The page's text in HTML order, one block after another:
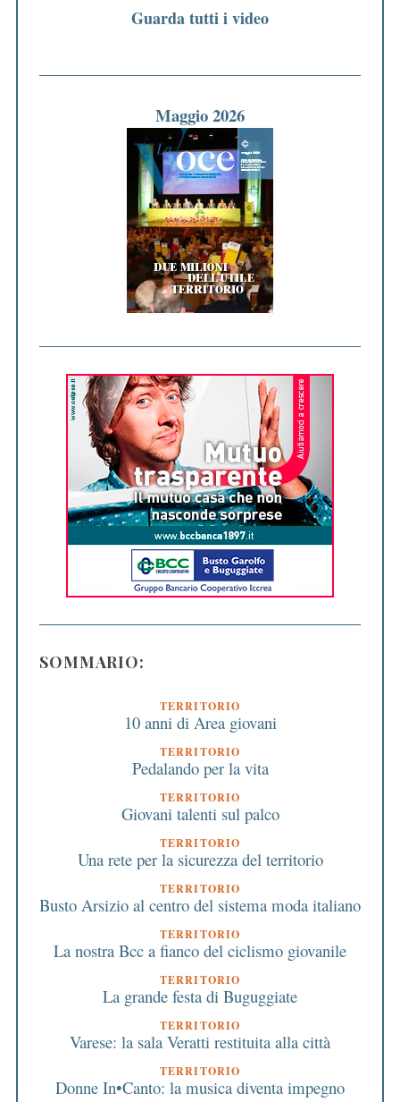
Guarda tutti i video
Maggio 2026
SOMMARIO:
TERRITORIO
10 anni di Area giovani
TERRITORIO
Pedalando per la vita
TERRITORIO
Giovani talenti sul palco
TERRITORIO
Una rete per la sicurezza del territorio
TERRITORIO
Busto Arsizio al centro del sistema moda italiano
TERRITORIO
La nostra Bcc a fianco del ciclismo giovanile
TERRITORIO
La grande festa di Buguggiate
TERRITORIO
Varese: la sala Veratti restituita alla città
TERRITORIO
Donne In•Canto: la musica diventa impegno